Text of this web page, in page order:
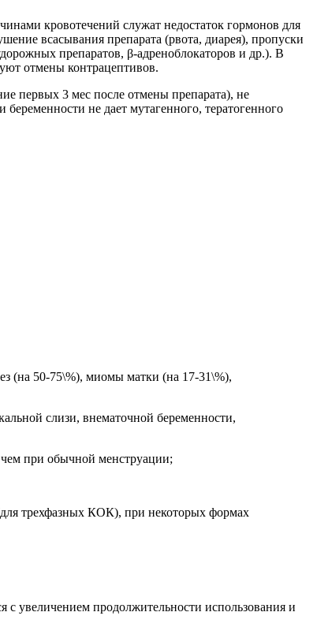
кровотечений служат недостаток гормонов для
всасывания препарата (рвота, диарея), пропуски
препаратов, β-адреноблокаторов и др.). В
отмены контрацептивов.
первых 3 мес после отмены препарата), не
не дает мутагенного, тератогенного
(на 50-75\%), миомы матки (на 17-31\%),
слизи, внематочной беременности,
при обычной менструации;
трехфазных КОК), при некоторых формах
увеличением продолжительности использования и